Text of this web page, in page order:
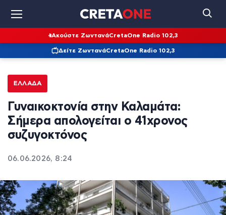
Ακούστε ΖωντανάCretaOne Radio 102,3
Δείτε ΖωντανάCretaOne Radio 102,3
ΕΛΛΆΔΑ
Γυναικοκτονία στην Καλαμάτα:
Σήμερα απολογείται ο 41χρονος
συζυγοκτόνος
06.06.2026, 8:24